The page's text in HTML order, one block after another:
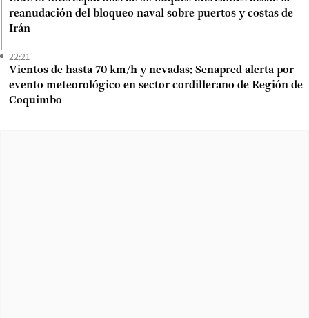
reanudación del bloqueo naval sobre puertos y costas de
Irán
22:21
Vientos de hasta 70 km/h y nevadas: Senapred alerta por
evento meteorológico en sector cordillerano de Región de
Coquimbo